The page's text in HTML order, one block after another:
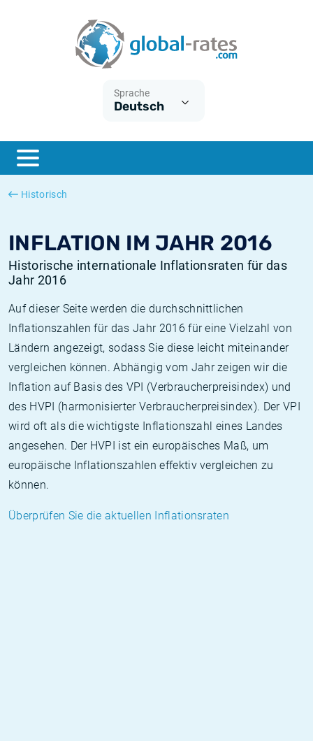
Sprache
Deutsch
Historisch
INFLATION IM JAHR 2016
Historische internationale Inflationsraten für das
Jahr 2016
Auf dieser Seite werden die durchschnittlichen
Inflationszahlen für das Jahr 2016 für eine Vielzahl von
Ländern angezeigt, sodass Sie diese leicht miteinander
vergleichen können. Abhängig vom Jahr zeigen wir die
Inflation auf Basis des VPI (Verbraucherpreisindex) und
des HVPI (harmonisierter Verbraucherpreisindex). Der VPI
wird oft als die wichtigste Inflationszahl eines Landes
angesehen. Der HVPI ist ein europäisches Maß, um
europäische Inflationszahlen effektiv vergleichen zu
können.
Überprüfen Sie die aktuellen Inflationsraten
ESTER
SONIA
Was ist die VPI-Inflation?
Was ist die HVPI-Inflation?
Deutsche inflation
Europäische inflation
Historische Euribor-Sätze
Historische ESTER-Sätze
Historische SOFR-Sätze
Historische SONIA-Sätze
Inflationsrechner